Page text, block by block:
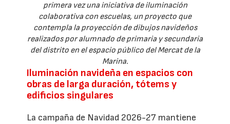
primera vez una iniciativa de iluminación
colaborativa con escuelas, un proyecto que
contempla la proyección de dibujos navideños
realizados por alumnado de primaria y secundaria
del distrito en el espacio público del Mercat de la
Marina.
Iluminación navideña en espacios con
obras de larga duración, tótems y
edificios singulares
La campaña de Navidad 2026-27 mantiene